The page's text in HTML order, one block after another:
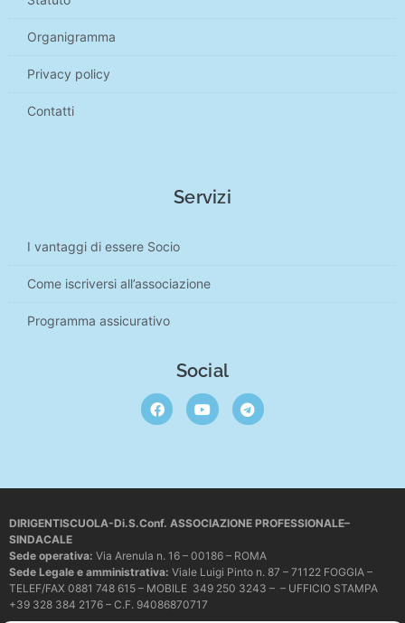
Organigramma
Privacy policy
Contatti
Servizi
I vantaggi di essere Socio
Come iscriversi all’associazione
Programma assicurativo
Social
DIRIGENTISCUOLA-Di.S.Conf. ASSOCIAZIONE PROFESSIONALE–
SINDACALE
Sede operativa: Via Arenula n. 16 – 00186 – ROMA
Sede Legale e amministrativa: Viale Luigi Pinto n. 87 – 71122 FOGGIA –
TELEF/FAX 0881 748 615 – MOBILE 349 250 3243 – – UFFICIO STAMPA
+39 328 384 2176 – C.F. 94086870717